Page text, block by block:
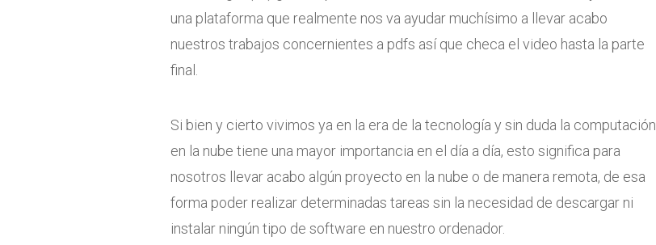
una plataforma que realmente nos va ayudar muchísimo a llevar acabo
nuestros trabajos concernientes a pdfs así que checa el video hasta la parte
final.
Si bien y cierto vivimos ya en la era de la tecnología y sin duda la computación
en la nube tiene una mayor importancia en el día a día, esto significa para
nosotros llevar acabo algún proyecto en la nube o de manera remota, de esa
forma poder realizar determinadas tareas sin la necesidad de descargar ni
instalar ningún tipo de software en nuestro ordenador.